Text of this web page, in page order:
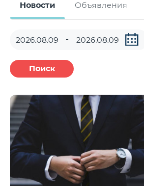
Новости Объявления
Поиск